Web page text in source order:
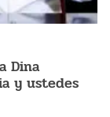
Dina
y ustedes